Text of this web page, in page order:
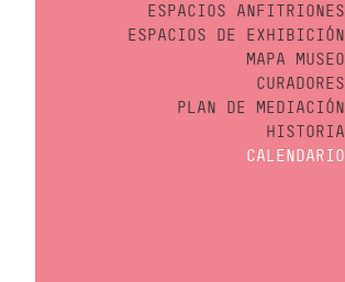
ESPACIOS ANFITRIONES
ESPACIOS DE EXHIBICIÓN
MAPA MUSEO
CURADORES
PLAN DE MEDIACIÓN
HISTORIA
CALENDARIO